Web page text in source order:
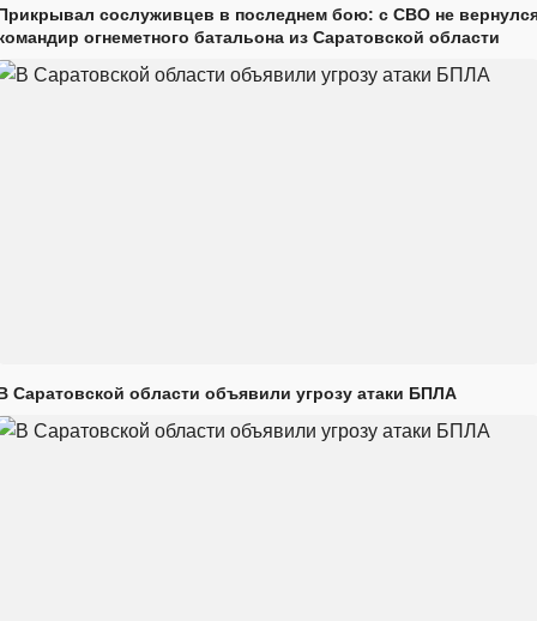
сослуживцев в последнем бою: с СВО не
огнеметного батальона из Саратовской области
Саратовской области объявили угрозу атаки БПЛА